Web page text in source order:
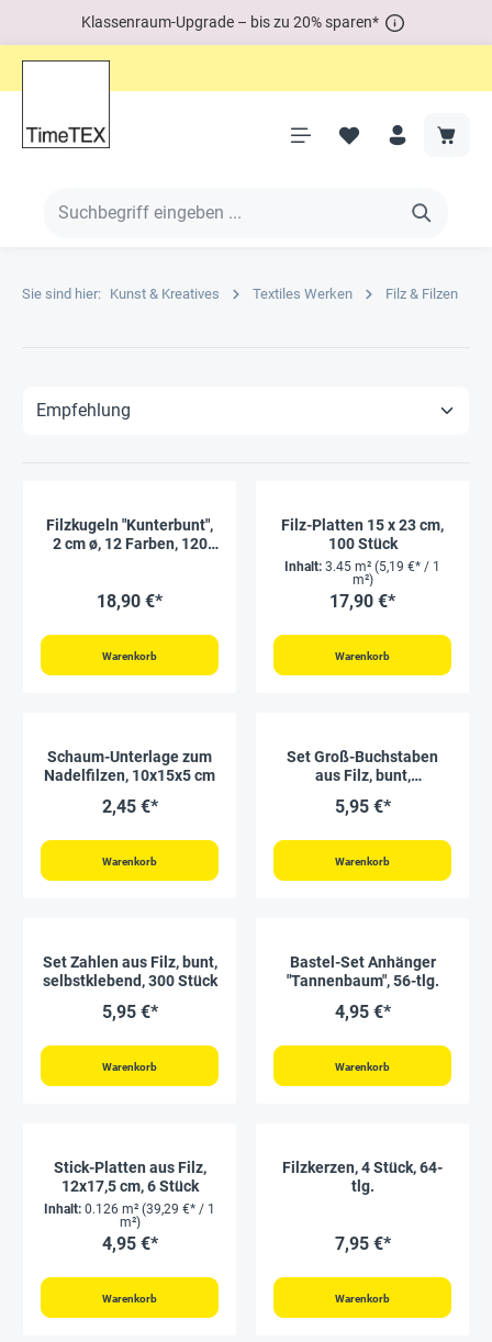
Klassenraum-Upgrade – bis zu 20% sparen*
Sie sind hier: Kunst & Kreatives Textiles Werken Filz & Filzen
Filzkugeln "Kunterbunt",
2 cm ø, 12 Farben, 120
18,90 €*
Warenkorb
Filz-Platten 15 x 23 cm,
100 Stück
Inhalt: 3.45 m² (5,19 €* / 1
m²)
17,90 €*
Warenkorb
Schaum-Unterlage zum
Nadelfilzen, 10x15x5 cm
2,45 €*
Warenkorb
Set Groß-Buchstaben
aus Filz, bunt,
5,95 €*
Warenkorb
Set Zahlen aus Filz, bunt,
selbstklebend, 300 Stück
5,95 €*
Warenkorb
Bastel-Set Anhänger
"Tannenbaum", 56-tlg.
4,95 €*
Warenkorb
Stick-Platten aus Filz,
12x17,5 cm, 6 Stück
Inhalt: 0.126 m² (39,29 €* / 1
m²)
4,95 €*
Warenkorb
Filzkerzen, 4 Stück, 64-
tlg.
7,95 €*
Warenkorb